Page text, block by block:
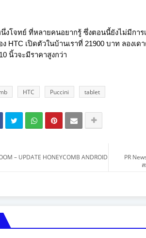
นึ่งโจทย์ ที่หลายคนอยากรู้ ซึ่งตอนนี้ยังไม่มีการ
HTC เปิดตัวในบ้านเราที่ 21900 บาท ลองเด
นิ้วจะมีราคาสูงกว่า
HTC Puccini tablet
PR
– UPDATE HONEYCOMB ANDROID